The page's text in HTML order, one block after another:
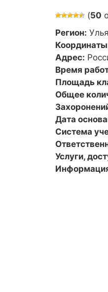
(50
Регион:
Адрес:
Время
Площадь
Общее
Дата
Система
Услуги,